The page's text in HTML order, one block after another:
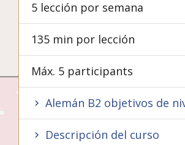
5 lección por semana
135 min por lección
Máx. 5 participants
Alemán B2 objetivos de
Descripción del curso